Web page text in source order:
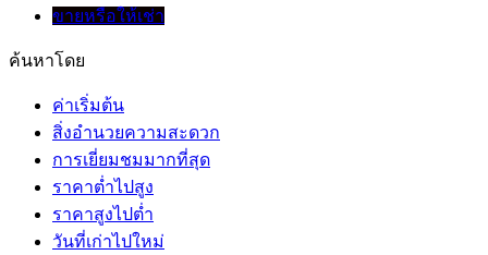
ขายหรือให้เช่า
ค้นหาโดย
ค่าเริ่มต้น
สิ่งอำนวยความสะดวก
การเยี่ยมชมมากที่สุด
ราคาต่ำไปสูง
ราคาสูงไปต่ำ
วันที่เก่าไปใหม่